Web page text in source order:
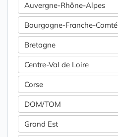
Auvergne-Rhône-Alpes
Bourgogne-Franche-Comté
Bretagne
Centre-Val de Loire
Corse
DOM/TOM
Grand Est